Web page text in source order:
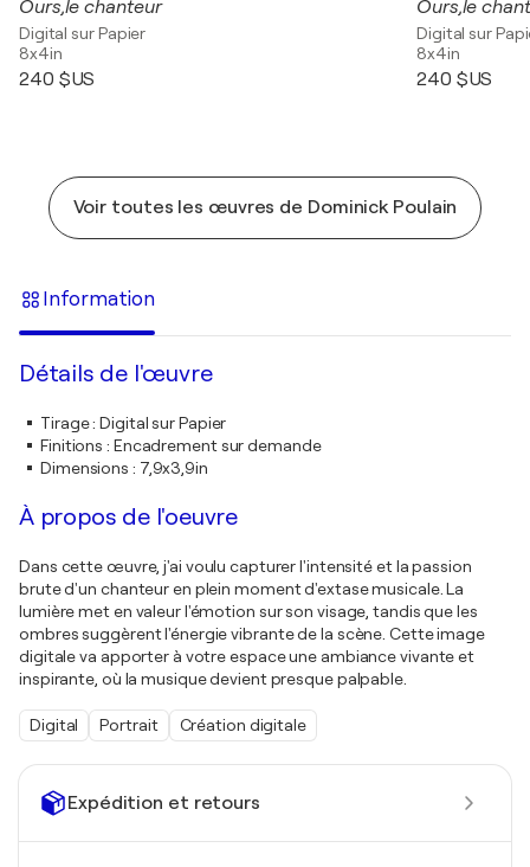
Expédition et retours
Ours,le chanteur
Digital sur Papier
8x4in
240 $US
Ours,le
Digital sur
8x4in
240 $US
Voir toutes les œuvres de Dominick Poulain
Information
Détails de l'œuvre
Tirage:Digital sur Papier
Finitions : Encadrement sur demande
Dimensions : 7,9x3,9in
À propos de l'oeuvre
Dans cette œuvre, j'ai voulu capturer l'intensité et la passion
brute d'un chanteur en plein moment d'extase musicale. La
lumière met en valeur l'émotion sur son visage, tandis que les
ombres suggèrent l'énergie vibrante de la scène. Cette image
digitale va apporter à votre espace une ambiance vivante et
inspirante, où la musique devient presque palpable.
Digital Portrait Création digitale